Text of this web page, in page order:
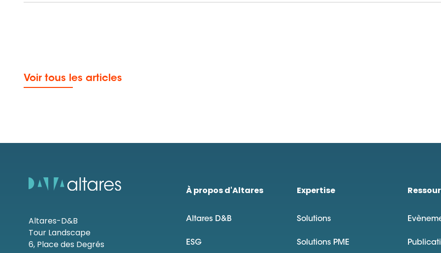
Voir tous les articles
Altares-D&B
Tour Landscape
6, Place des Degrés
À propos d'Altares
Altares D&B
ESG
Expertise
Solutions
Solutions PME